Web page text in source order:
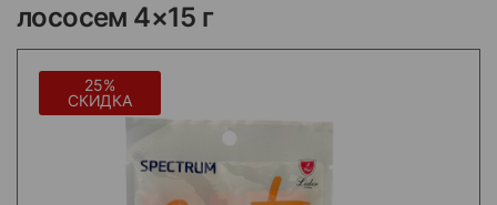
лососем 4×15 г
25%
СКИДКА